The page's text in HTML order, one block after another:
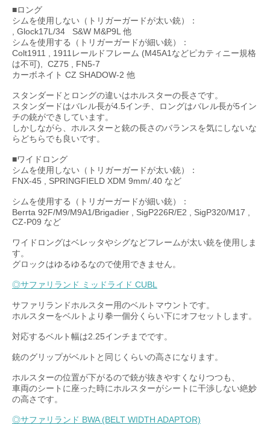
■ロング
シムを使用しない（トリガーガードが太い銃）：
, Glock17L/34 S&W M&P9L 他
シムを使用する（トリガーガードが細い銃）：
Colt1911 , 1911レールドフレーム (M45A1などピカティニー規格
は不可), CZ75 , FN5-7
カーボネイト CZ SHADOW-2 他
スタンダードとロングの違いはホルスターの長さです。
スタンダードはバレル長が4.5インチ、ロングはバレル長が5イン
チの銃ができしています。
しかしながら、ホルスターと銃の長さのバランスを気にしないな
らどちらでも良いです。
■ワイドロング
シムを使用しない（トリガーガードが太い銃）：
FNX-45 , SPRINGFIELD XDM 9mm/.40 など
シムを使用する（トリガーガードが細い銃）：
Berrta 92F/M9/M9A1/Brigadier , SigP226R/E2 , SigP320/M17 ,
CZ-P09 など
ワイドロングはベレッタやシグなどフレームが太い銃を使用しま
す。
グロックはゆるゆるなので使用できません。
◎サファリランド ミッドライド CUBL
サファリランドホルスター用のベルトマウントです。
ホルスターをベルトより拳一個分くらい下にオフセットします。
対応するベルト幅は2.25インチまでです。
銃のグリップがベルトと同じくらいの高さになります。
ホルスターの位置が下がるので銃が抜きやすくなりつつも、
車両のシートに座った時にホルスターがシートに干渉しない絶妙
の高さです。
◎サファリランド BWA (BELT WIDTH ADAPTOR)